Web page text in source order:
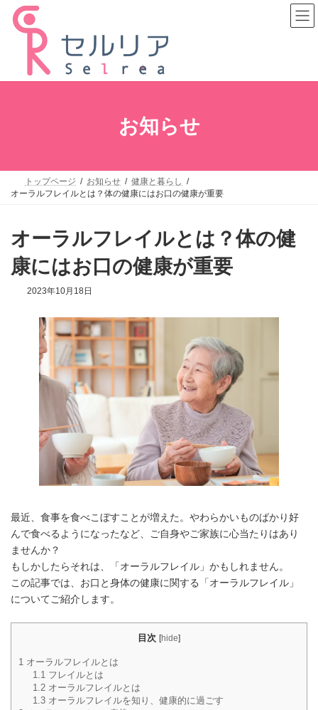
ス
ン
お知らせ
トップページ お知らせ
健康と暮らし
オーラルフレイルとは？体の健康にはお口の健康が重要
オーラルフレイルとは？体の健
康にはお口の健康が重要
2023年10月18日
最近、食事を食べこぼすことが増えた。やわらかいものばかり好
んで食べるようになったなど、ご自身やご家族に心当たりはあり
ませんか？
もしかしたらそれは、「オーラルフレイル」かもしれません。
この記事では、お口と身体の健康に関する「オーラルフレイル」
についてご紹介します。
目次 [hide]
1 オーラルフレイルとは
1.1 フレイルとは
1.2オーラルフレイルとは
1.3オーラルフレイルを知り、健康的に過ごす